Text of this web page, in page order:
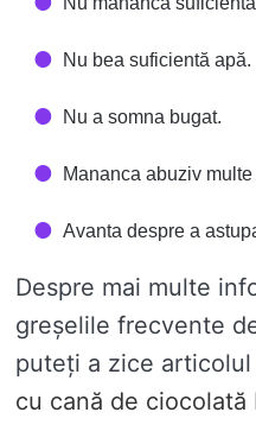
Nu bea suficientă apă.
Nu a somna bugat.
Mananca abuziv
Avanta despre a
Despre mai multe
greșelile frecvente
puteți a zice
cu cană de ciocolată